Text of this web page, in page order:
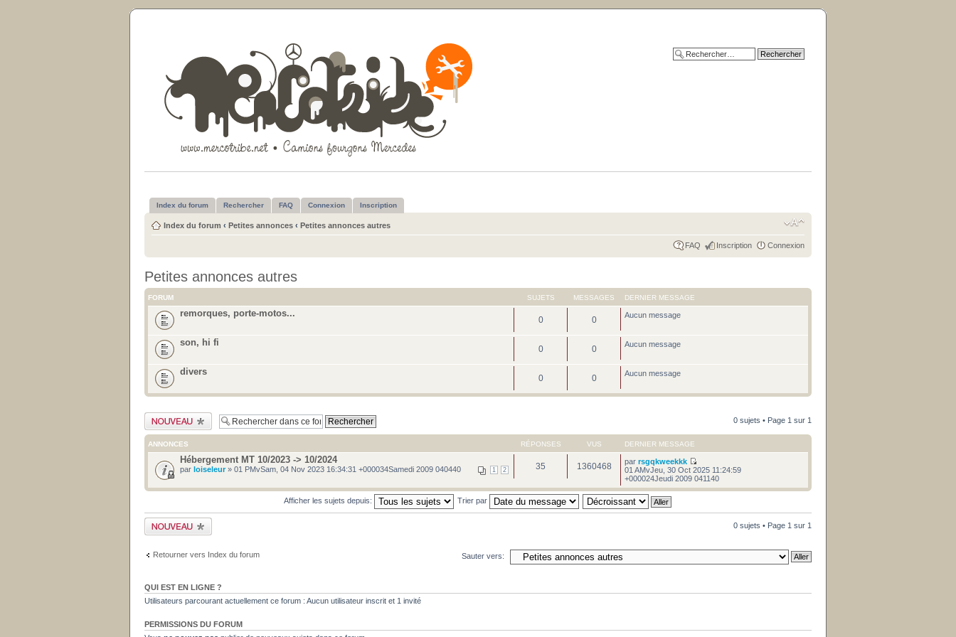
Index du forum Rechercher FAQ Connexion Inscription
Index du forum ‹ Petites annonces ‹ Petites annonces autres
FAQ Inscription Connexion
Petites annonces autres
FORUM SUJETS MESSAGES DERNIER MESSAGE
remorques, porte-motos...
0 0 Aucun message
son, hi fi
0 0 Aucun message
divers
0 0 Aucun message
Publier un nouveau
sujet
0 sujets • Page 1 sur 1
ANNONCES RÉPONSES VUS DERNIER MESSAGE
Hébergement MT 10/2023 -> 10/2024
1 2
par loiseleur» 01 PMvSam, 04 Nov 2023 16:34:31 +000034Samedi 2009 040440 35 1360468 parrsgqkweekkk
01 AMvJeu, 30 Oct 2025 11:24:59
+000024Jeudi 2009 041140
Afficher les sujets depuis: Trier par
Publier un nouveau
sujet
0 sujets • Page 1 sur 1
Retourner vers Index du forum Sauter vers:
QUI EST EN LIGNE ?
Utilisateurs parcourant actuellement ce forum : Aucun utilisateur inscrit et 1 invité
PERMISSIONS DU FORUM